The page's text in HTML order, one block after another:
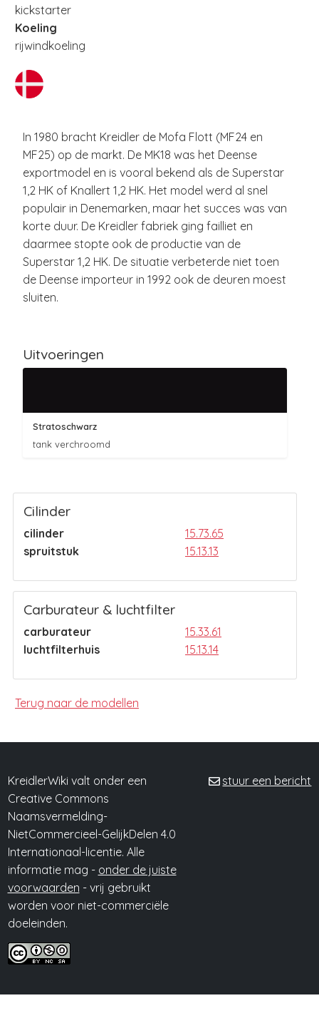
kickstarter
Koeling
rijwindkoeling
In 1980 bracht Kreidler de Mofa Flott (MF24 en
MF25) op de markt. De MK18 was het Deense
exportmodel en is vooral bekend als de Superstar
1,2 HK of Knallert 1,2 HK. Het model werd al snel
populair in Denemarken, maar het succes was van
korte duur. De Kreidler fabriek ging failliet en
daarmee stopte ook de productie van de
Superstar 1,2 HK. De situatie verbeterde niet toen
de Deense importeur in 1992 ook de deuren moest
sluiten.
Uitvoeringen
Stratoschwarz
tank verchroomd
Cilinder
cilinder
15.73.65
spruitstuk
15.13.13
Carburateur & luchtfilter
carburateur
15.33.61
luchtfilterhuis
15.13.14
Terug naar de modellen
KreidlerWiki valt onder een
Creative Commons
Naamsvermelding-
NietCommercieel-GelijkDelen 4.0
Internationaal-licentie. Alle
informatie mag - onder de juiste
voorwaarden - vrij gebruikt
worden voor niet-commerciële
doeleinden.
stuur een bericht